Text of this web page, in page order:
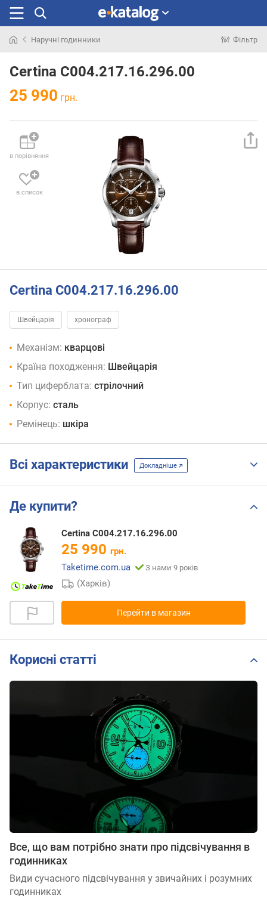
раніше
Наручні годинники Фільтр
Certina C004.217.16.296.00
25 990 грн.
в порівняння
в список
Certina C004.217.16.296.00
Швейцарія хронограф
Механізм: кварцові
Країна походження: Швейцарія
Тип циферблата: стрілочний
Корпус: сталь
Ремінець: шкіра
Всі характеристики Докладніше
Де купити?
Certina C004.217.16.296.00
25 990 грн.
Taketime.com.ua
З нами 9 років
(Харків)
Перейти в магазин
Корисні статті
Все, що вам потрібно знати про підсвічування в
годинниках
Види сучасного підсвічування у звичайних і розумних
годинниках